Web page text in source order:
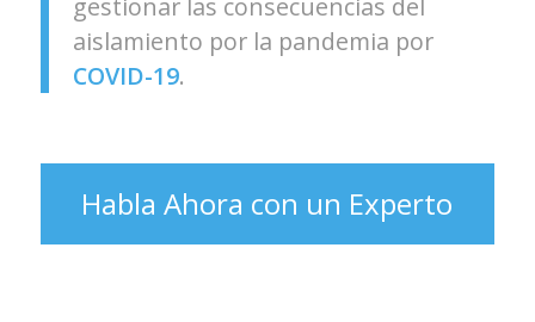
aislamiento por la pandemia por
COVID-19.
Habla Ahora con un Experto